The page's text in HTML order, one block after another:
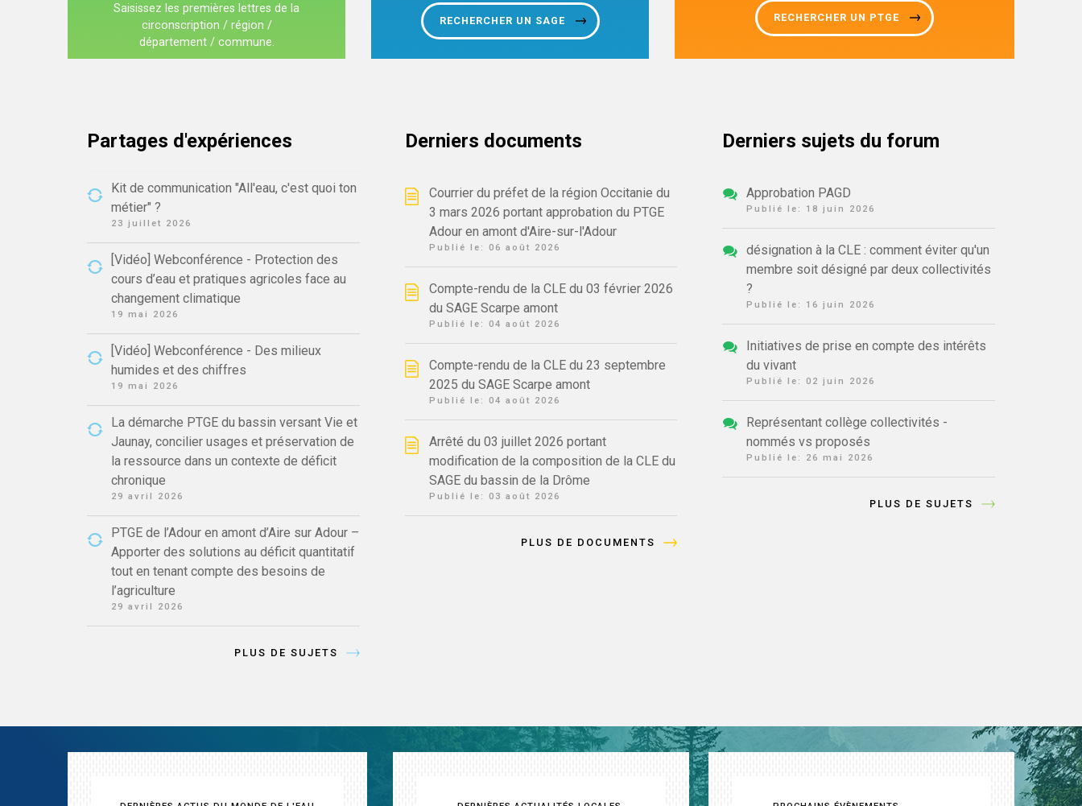
Saisissez les premières lettres de la
circonscription / région /
département / commune.
RECHERCHER UN SAGE RECHERCHER UN PTGE
Partages d'expériences
Kit de communication "All'eau, c'est quoi ton
métier" ?
23 juillet 2026
[Vidéo] Webconférence - Protection des
cours d’eau et pratiques agricoles face au
changement climatique
19 mai 2026
[Vidéo] Webconférence - Des milieux
humides et des chiffres
19 mai 2026
La démarche PTGE du bassin versant Vie et
Jaunay, concilier usages et préservation de
la ressource dans un contexte de déficit
chronique
29 avril 2026
PTGE de l’Adour en amont d’Aire sur Adour –
Apporter des solutions au déficit quantitatif
tout en tenant compte des besoins de
l’agriculture
29 avril 2026
PLUS DE SUJETS
Derniers documents
Courrier du préfet de la région Occitanie du
3 mars 2026 portant approbation du PTGE
Adour en amont d'Aire-sur-l'Adour
Publié le: 06 août 2026
Compte-rendu de la CLE du 03 février 2026
du SAGE Scarpe amont
Publié le: 04 août 2026
Compte-rendu de la CLE du 23 septembre
2025 du SAGE Scarpe amont
Publié le: 04 août 2026
Arrêté du 03 juillet 2026 portant
modification de la composition de la CLE du
SAGE du bassin de la Drôme
Publié le: 03 août 2026
PLUS DE DOCUMENTS
Derniers sujets du forum
Approbation PAGD
Publié le: 18 juin 2026
désignation à la CLE : comment éviter qu'un
membre soit désigné par deux collectivités
?
Publié le: 16 juin 2026
Initiatives de prise en compte des intérêts
du vivant
Publié le: 02 juin 2026
Représentant collège collectivités -
nommés vs proposés
Publié le: 26 mai 2026
PLUS DE SUJETS